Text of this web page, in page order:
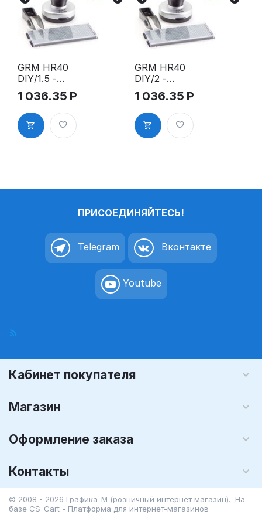
GRM HR40
DIY/1.5 -
Самонаборн
ая, ручная
печать, 1,5
круга без
микротекст
1 036.35 Р
GRM HR40
DIY/2 -
Самонаборн
ая, ручная
печать, 2
круга без
микротекст
1 036.35 Р
ПРИСОЕДИНЯЙТЕСЬ!
Telegram Вконтакте
Youtube
Кабинет покупателя
Магазин
Оформление заказа
Контакты
© 2008 - 2026 Графика-М (розничный интернет магазин). На
базе CS-Cart - Платформа для интернет-магазинов